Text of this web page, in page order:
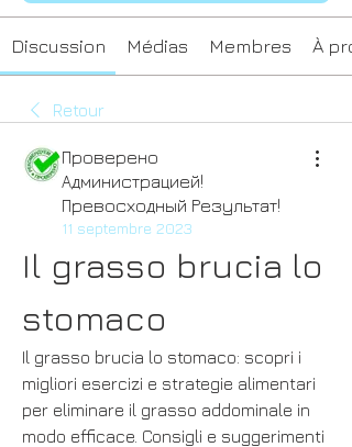
Discussion Médias Membres À
Retour
Проверено
Администрацией!
Превосходный Результат!
11 septembre 2023
Il grasso brucia lo
stomaco
Il grasso brucia lo stomaco: scopri i
migliori esercizi e strategie alimentari
per eliminare il grasso addominale in
modo efficace. Consigli e suggerimenti